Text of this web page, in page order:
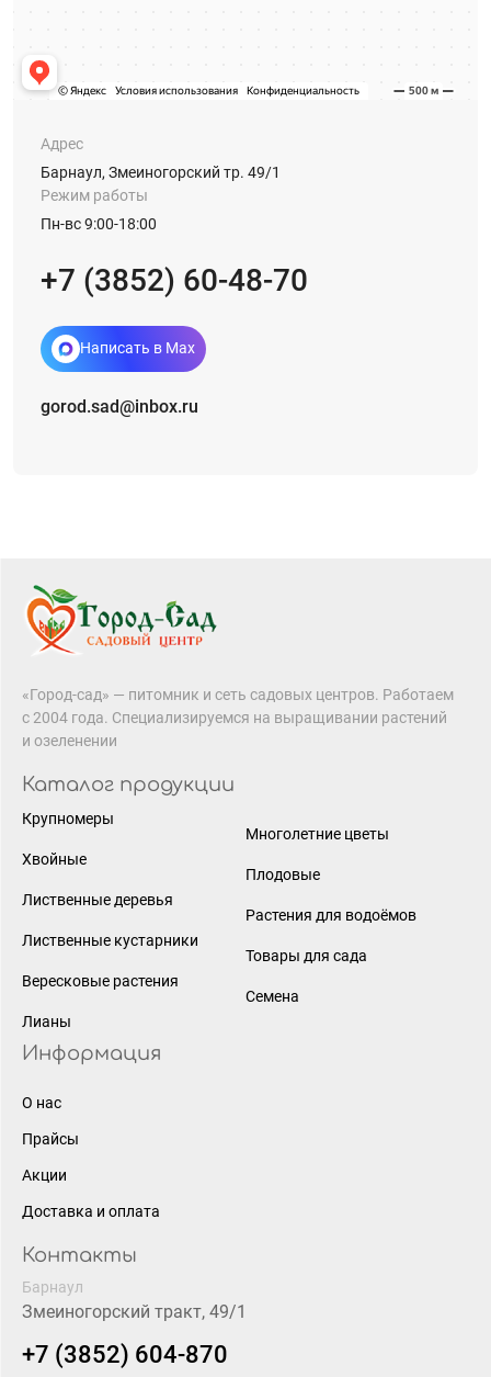
Адрес
Барнаул, Змеиногорский тр. 49/1
Режим работы
Пн-вс 9:00-18:00
+7 (3852) 60-48-70
Написать в Max
gorod.sad@inbox.ru
«Город-сад» — питомник и сеть садовых центров. Работаем
с 2004 года. Специализируемся на выращивании растений
и озеленении
Каталог продукции
Крупномеры
Хвойные
Лиственные деревья
Лиственные кустарники
Вересковые растения
Лианы
Многолетние цветы
Плодовые
Растения для водоёмов
Товары для сада
Семена
Информация
О нас
Прайсы
Акции
Доставка и оплата
Контакты
Барнаул
Змеиногорский тракт, 49/1
+7 (3852) 604-870